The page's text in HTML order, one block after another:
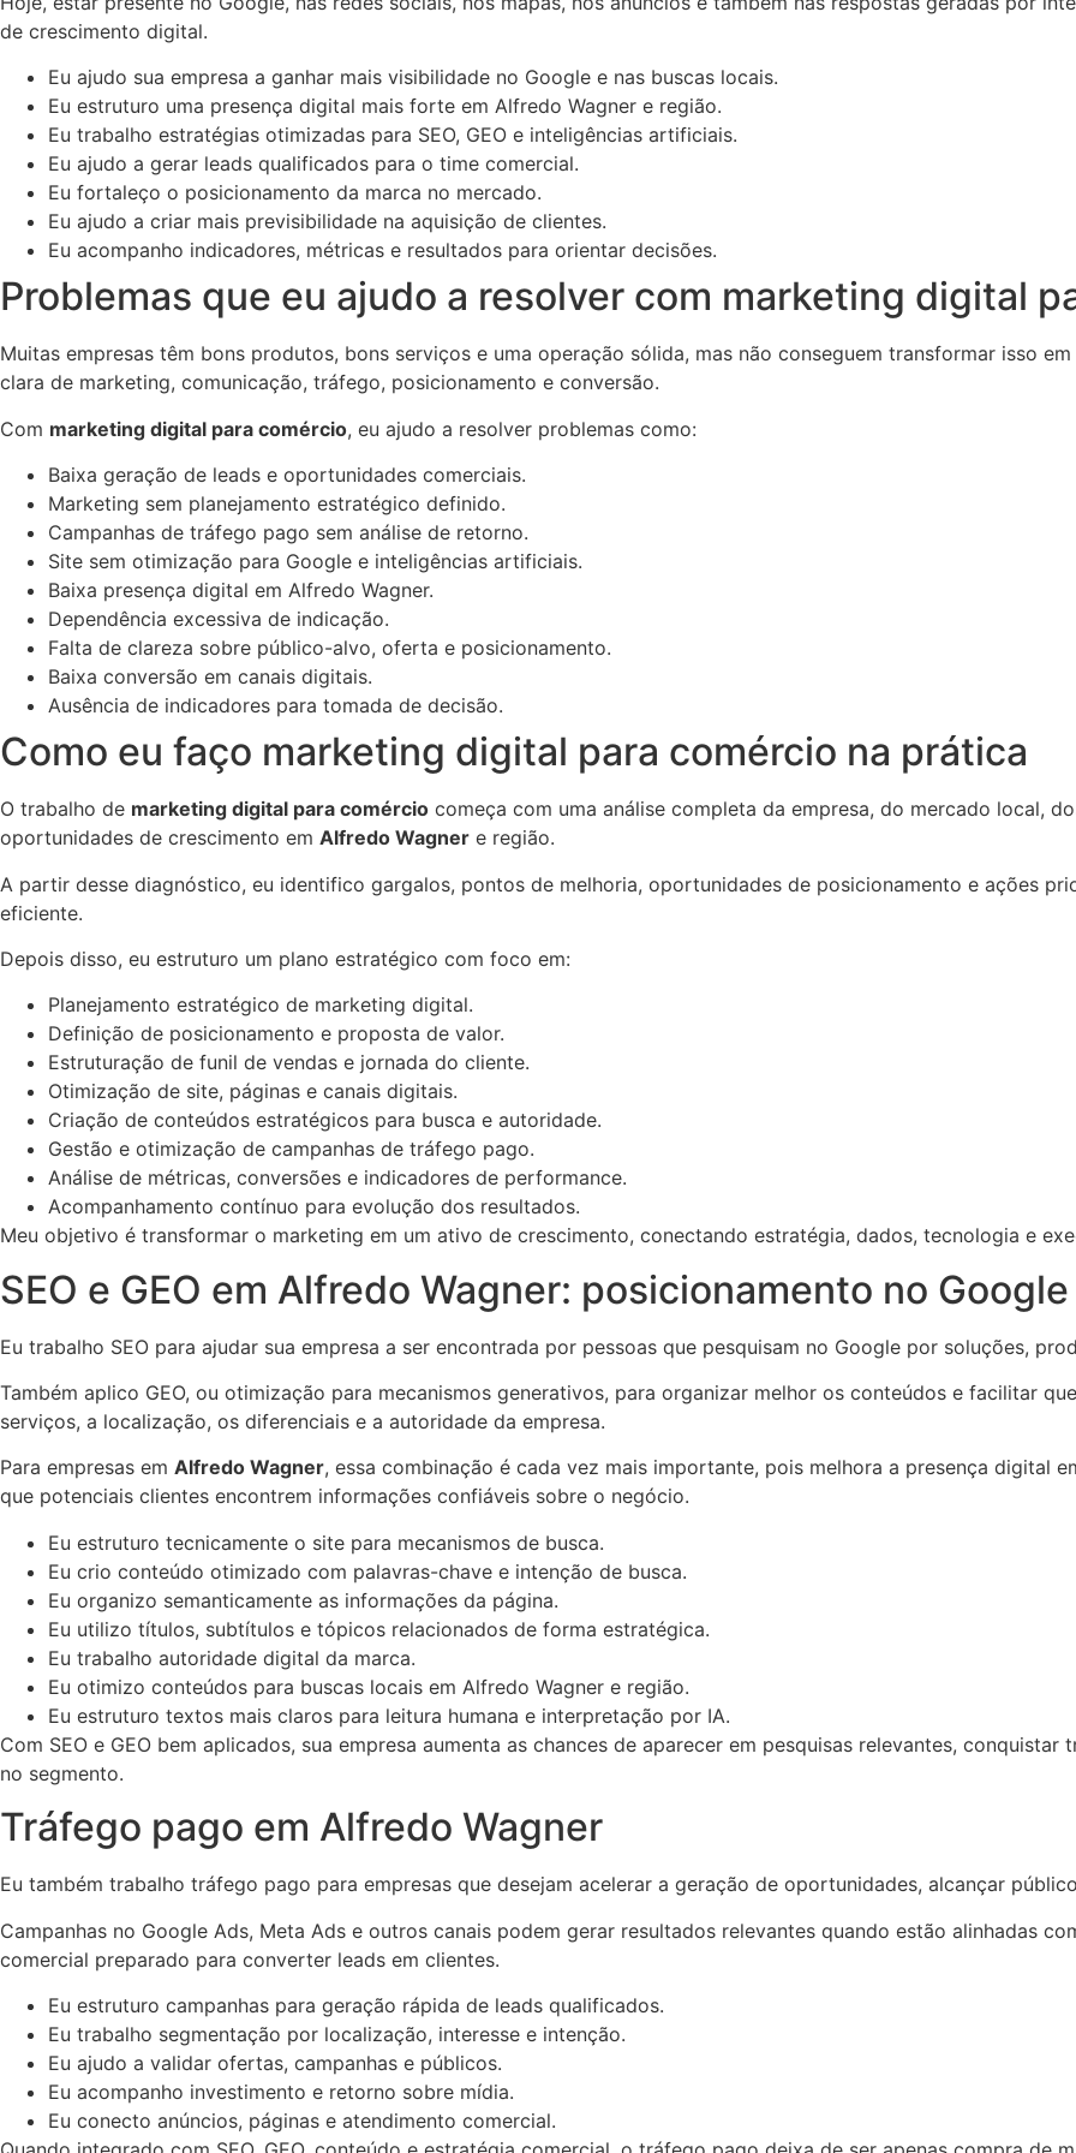
de crescimento digital.
Eu ajudo sua empresa a ganhar mais visibilidade no Google e nas buscas locais.
Eu estruturo uma presença digital mais forte em Alfredo Wagner e região.
Eu trabalho estratégias otimizadas para SEO, GEO e inteligências artificiais.
Eu ajudo a gerar leads qualificados para o time comercial.
Eu fortaleço o posicionamento da marca no mercado.
Eu ajudo a criar mais previsibilidade na aquisição de clientes.
Eu acompanho indicadores, métricas e resultados para orientar decisões.
Problemas que eu ajudo a resolver com marketing digital
Muitas empresas têm bons produtos, bons serviços e uma operação sólida, mas não conseguem transformar isso
clara de marketing, comunicação, tráfego, posicionamento e conversão.
Com marketing digital para comércio, eu ajudo a resolver problemas como:
Baixa geração de leads e oportunidades comerciais.
Marketing sem planejamento estratégico definido.
Campanhas de tráfego pago sem análise de retorno.
Site sem otimização para Google e inteligências artificiais.
Baixa presença digital em Alfredo Wagner.
Dependência excessiva de indicação.
Falta de clareza sobre público-alvo, oferta e posicionamento.
Baixa conversão em canais digitais.
Ausência de indicadores para tomada de decisão.
Como eu faço marketing digital para comércio na prática
O trabalho de marketing digital para comércio começa com uma análise completa da empresa, do mercado local,
oportunidades de crescimento em Alfredo Wagner e região.
A partir desse diagnóstico, eu identifico gargalos, pontos de melhoria, oportunidades de posicionamento e ações
eficiente.
Depois disso, eu estruturo um plano estratégico com foco em:
Planejamento estratégico de marketing digital.
Definição de posicionamento e proposta de valor.
Estruturação de funil de vendas e jornada do cliente.
Otimização de site, páginas e canais digitais.
Criação de conteúdos estratégicos para busca e autoridade.
Gestão e otimização de campanhas de tráfego pago.
Análise de métricas, conversões e indicadores de performance.
Acompanhamento contínuo para evolução dos resultados.
Meu objetivo é transformar o marketing em um ativo de crescimento, conectando estratégia, dados, tecnologia e
SEO e GEO em Alfredo Wagner: posicionamento no
Eu trabalho SEO para ajudar sua empresa a ser encontrada por pessoas que pesquisam no Google por soluções,
Também aplico GEO, ou otimização para mecanismos generativos, para organizar melhor os conteúdos e facilitar
serviços, a localização, os diferenciais e a autoridade da empresa.
Para empresas em Alfredo Wagner, essa combinação é cada vez mais importante, pois melhora a presença digital
que potenciais clientes encontrem informações confiáveis sobre o negócio.
Eu estruturo tecnicamente o site para mecanismos de busca.
Eu crio conteúdo otimizado com palavras-chave e intenção de busca.
Eu organizo semanticamente as informações da página.
Eu utilizo títulos, subtítulos e tópicos relacionados de forma estratégica.
Eu trabalho autoridade digital da marca.
Eu otimizo conteúdos para buscas locais em Alfredo Wagner e região.
Eu estruturo textos mais claros para leitura humana e interpretação por IA.
Com SEO e GEO bem aplicados, sua empresa aumenta as chances de aparecer em pesquisas relevantes,
no segmento.
Tráfego pago em Alfredo Wagner
Eu também trabalho tráfego pago para empresas que desejam acelerar a geração de oportunidades, alcançar
Campanhas no Google Ads, Meta Ads e outros canais podem gerar resultados relevantes quando estão alinhadas
comercial preparado para converter leads em clientes.
Eu estruturo campanhas para geração rápida de leads qualificados.
Eu trabalho segmentação por localização, interesse e intenção.
Eu ajudo a validar ofertas, campanhas e públicos.
Eu acompanho investimento e retorno sobre mídia.
Eu conecto anúncios, páginas e atendimento comercial.